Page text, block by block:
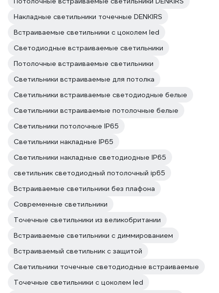
Накладные светильники точечные DENKIRS
Встраиваемые светильники с цоколем led
Светодиодные встраиваемые светильники
Потолочные встраиваемые светильники
Светильники встраиваемые для потолка
Светильники встраиваемые светодиодные белые
Светильники встраиваемые потолочные белые
Светильники потолочные IP65
Светильники накладные IP65
Светильники накладные светодиодные IP65
светильник светодиодный потолочный ip65
Встраиваемые светильники без плафона
Современные светильники
Точечные светильники из великобритании
Встраиваемые светильники с диммированием
Встраиваемый светильник с защитой
Светильники точечные светодиодные встраиваемые
Точечные светильники с цоколем led